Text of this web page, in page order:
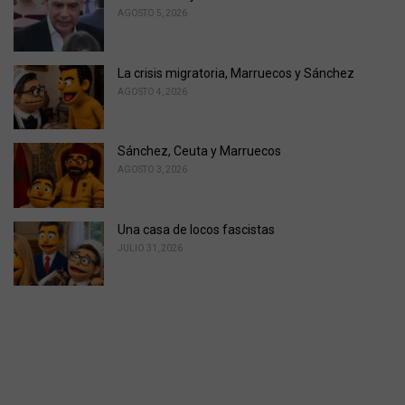
AGOSTO 5, 2026
La crisis migratoria, Marruecos y Sánchez
AGOSTO 4, 2026
Sánchez, Ceuta y Marruecos
AGOSTO 3, 2026
Una casa de locos fascistas
JULIO 31, 2026